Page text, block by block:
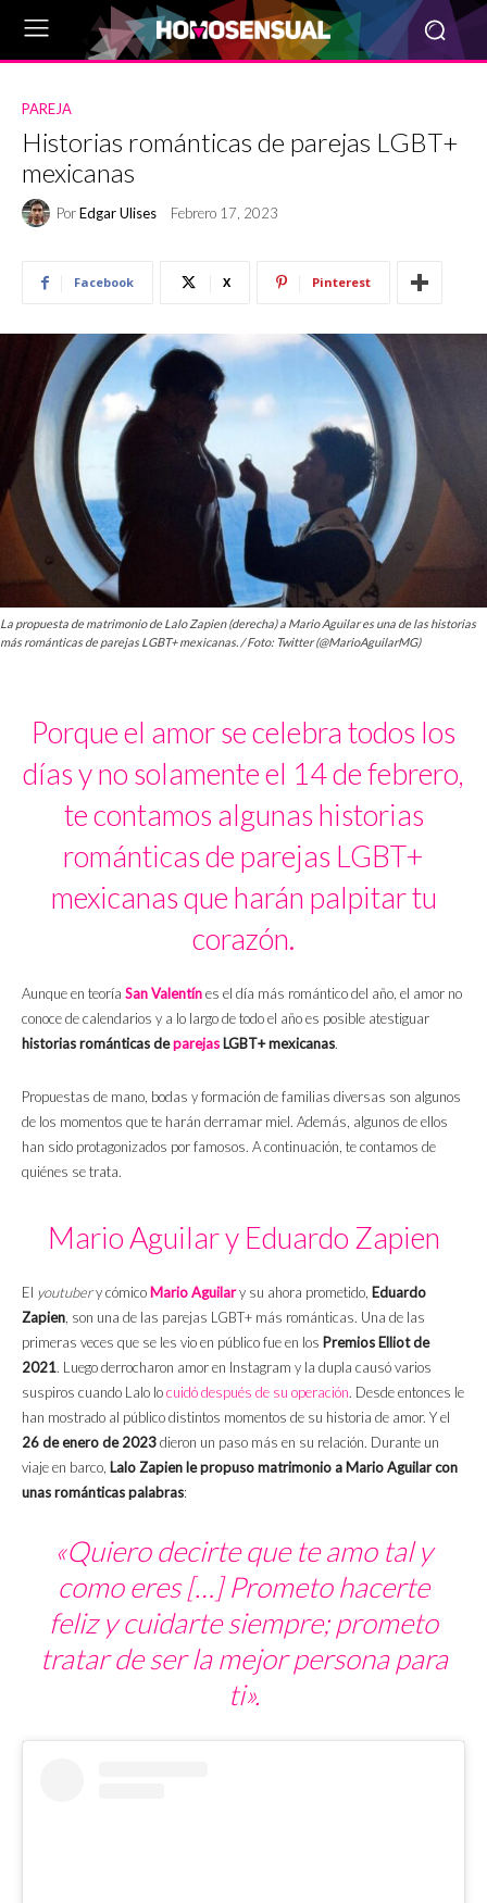
PAREJA
Historias románticas de parejas LGBT+
mexicanas
PorEdgar Ulises Febrero 17, 2023
Facebook X Pinterest
La propuesta de matrimonio de Lalo Zapien (derecha) a Mario Aguilar es una de las historias
más románticas de parejas LGBT+ mexicanas. / Foto: Twitter (@MarioAguilarMG)
Porque el amor se celebra todos los
días y no solamente el 14 de febrero,
te contamos algunas historias
románticas de parejas LGBT+
mexicanas que harán palpitar tu
corazón.
Aunque en teoría San Valentínes el día más romántico del año, el amor no
conoce de calendarios y a lo largo de todo el año es posible atestiguar
historias románticas deparejas LGBT+ mexicanas.
Propuestas de mano, bodas y formación de familias diversas son algunos
de los momentos que te harán derramar miel. Además, algunos de ellos
han sido protagonizados por famosos. A continuación, te contamos de
quiénes se trata.
Mario Aguilar y Eduardo Zapien
El youtubery cómico Mario Aguilary su ahora prometido, Eduardo
Zapien, son una de las parejas LGBT+ más románticas. Una de las
primeras veces que se les vio en público fue en los Premios Elliot de
2021. Luego derrocharon amor en Instagram y la dupla causó varios
suspiros cuando Lalo locuidó después de su operación. Desde entonces le
han mostrado al público distintos momentos de su historia de amor. Y el
26 de enero de 2023dieron un paso más en su relación. Durante un
viaje en barco, Lalo Zapien le propuso matrimonio a Mario Aguilar con
unas románticas palabras:
«Quiero decirte que te amo tal y
como eres […] Prometo hacerte
feliz y cuidarte siempre; prometo
tratar de ser la mejor persona para
ti».